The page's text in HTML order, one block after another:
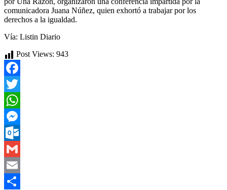
comunicadora Juana Núñez, quien exhortó a trabajar por los
derechos a la igualdad.
Vía: Listin Diario
Post Views: 943
Facebook
Twitter
WhatsApp
Messenger
Outlook.com
Gmail
Email